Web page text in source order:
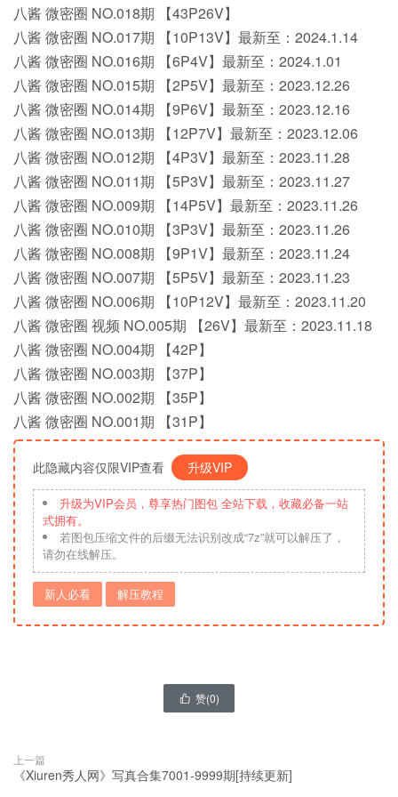
八酱 微密圈 NO.018期 【43P26V】
八酱 微密圈 NO.017期 【10P13V】最新至：2024.1.14
八酱 微密圈 NO.016期 【6P4V】最新至：2024.1.01
八酱 微密圈 NO.015期 【2P5V】最新至：2023.12.26
八酱 微密圈 NO.014期 【9P6V】最新至：2023.12.16
八酱 微密圈 NO.013期 【12P7V】最新至：2023.12.06
八酱 微密圈 NO.012期 【4P3V】最新至：2023.11.28
八酱 微密圈 NO.011期 【5P3V】最新至：2023.11.27
八酱 微密圈 NO.009期 【14P5V】最新至：2023.11.26
八酱 微密圈 NO.010期 【3P3V】最新至：2023.11.26
八酱 微密圈 NO.008期 【9P1V】最新至：2023.11.24
八酱 微密圈 NO.007期 【5P5V】最新至：2023.11.23
八酱 微密圈 NO.006期 【10P12V】最新至：2023.11.20
八酱 微密圈 视频 NO.005期 【26V】最新至：2023.11.18
八酱 微密圈 NO.004期 【42P】
八酱 微密圈 NO.003期 【37P】
八酱 微密圈 NO.002期 【35P】
八酱 微密圈 NO.001期 【31P】
此隐藏内容仅限VIP查看 升级VIP
升级为VIP会员，尊享热门图包 全站下载，收藏必备一站
式拥有。
若图包压缩文件的后缀无法识别改成“7z”就可以解压了，
请勿在线解压。
新人必看 解压教程
 赞(0)
上一篇
《Xiuren秀人网》写真合集7001-9999期[持续更新]